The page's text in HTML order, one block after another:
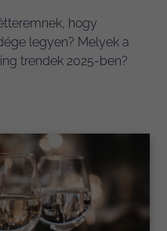
hogy
legyen? Melyek a
trendek 2025-ben?